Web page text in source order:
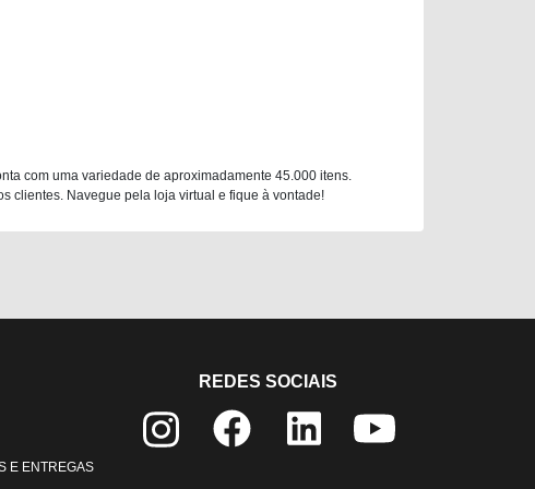
com uma variedade de aproximadamente 45.000 itens.
clientes. Navegue pela loja virtual e fique à vontade!
E ENTREGAS
REDES SOCIAIS